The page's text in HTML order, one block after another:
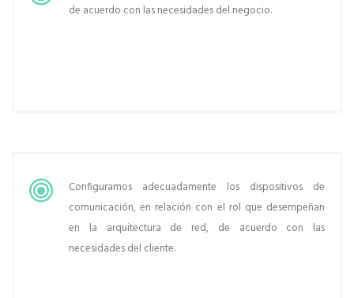
de acuerdo con las necesidades del negocio.
Configuramos adecuadamente los dispositivos de
comunicación, en relación con el rol que desempeñan
en la arquitectura de red, de acuerdo con las
necesidades del cliente.